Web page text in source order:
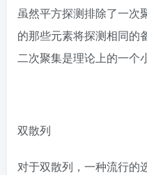
虽然平方探测排除了一次
的那些元素将探测相同的
二次聚集是理论上的一个
双散列
对于双散列，一种流行的